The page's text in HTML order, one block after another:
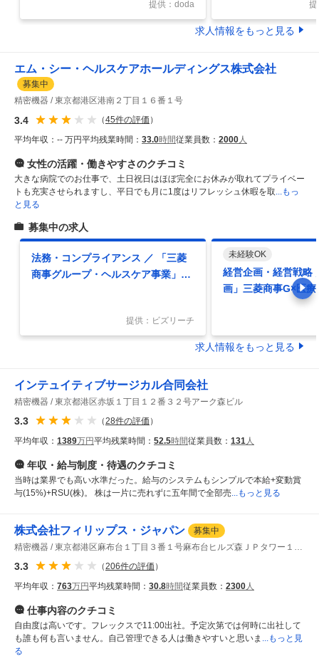
提供：doda
求人情報をもっと見る
エム・シー・ヘルスケアホールディングス株式会社
募集中
精密機器
東京都港区港南２丁目１６番１号
3.4 （45件の評価 ）
平均年収： -- 万円平均残業時間： 33.0時間従業員数： 2000人
女性の活躍・働きやすさのクチコミ
大きな病院でのお仕事で、土日祝日はほぼ完全にお休みが取れてプライベー
トも充実させられますし、平日でも月に1度はリフレッシュ休暇を取...もっ
と見る
募集中の求人
法務・コンプライアンス ／ 「三菱
商事グループ・ヘルスケア事業」国
提供：ビズリーチ
未経験OK
経営企画・経営戦略
画」三菱商事G×医
／グループ全体の経
求人情報をもっと見る
インテュイティブサージカル合同会社
精密機器 東京都港区赤坂１丁目１２番３２号アーク森ビル
3.3 （28件の評価 ）
平均年収： 1389万円平均残業時間： 52.5時間従業員数： 131 人
年収・給与制度・待遇のクチコミ
当時は業界でも高い水準だった。給与のシステムもシンプルで本給+変動賞
与(15%)+RSU(株)。 株は一片に売れずに五年間で全部売 ...もっと見る
株式会社フィリップス・ジャパン
募集中
精密機器
東京都港区麻布台１丁目３番１号麻布台ヒルズ森ＪＰタワー１５階
3.3 （206件の評価 ）
平均年収： 763万円平均残業時間： 30.8時間従業員数： 2300 人
仕事内容のクチコミ
自由度は高いです。フレックスで11:00出社。予定次第では何時に出社して
も誰も何も言いません。自己管理できる人は働きやすいと思いま
...もっと見
る